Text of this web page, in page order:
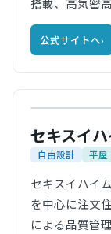
公式サイトへ›
公式サイト
セキスイ
自由設計 平屋
セキスイハイ
を中心に注文
による品質管